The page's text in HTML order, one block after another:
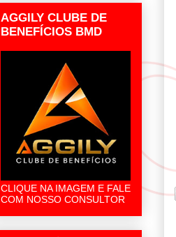
AGGILY CLUBE DE
BENEFÍCIOS BMD
CLIQUE NA IMAGEM E FALE
COM NOSSO CONSULTOR